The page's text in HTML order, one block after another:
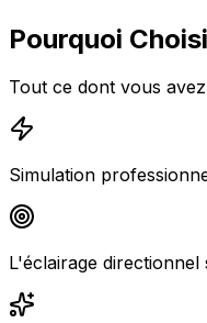
Pourquoi
Tout ce dont vous
Simulation
L'éclairage